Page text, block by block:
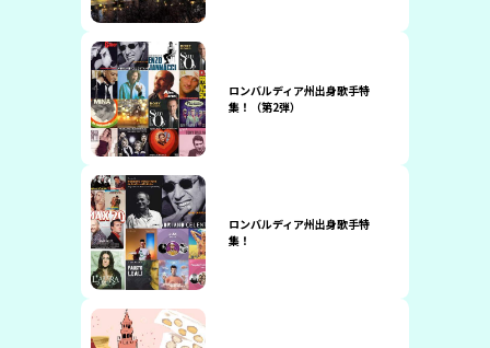
ロンバルディア州出身歌手特
集！（第2弾）
ロンバルディア州出身歌手特
集！